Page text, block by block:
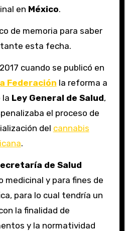
en México.
de memoria para saber
esta fecha.
cuando se publicó en
Federación la reforma a
la Ley General de Salud,
el proceso de
del cannabis
.
de Salud
medicinal y para fines de
para lo cual tendría un
la finalidad de
y la normatividad